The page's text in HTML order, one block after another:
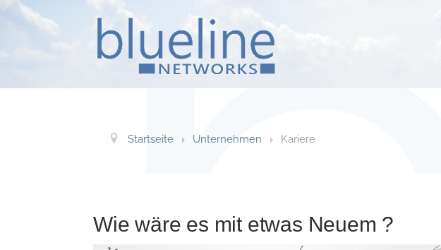
Startseite Unternehmen Kariere
Wie wäre es mit etwas Neuem ?